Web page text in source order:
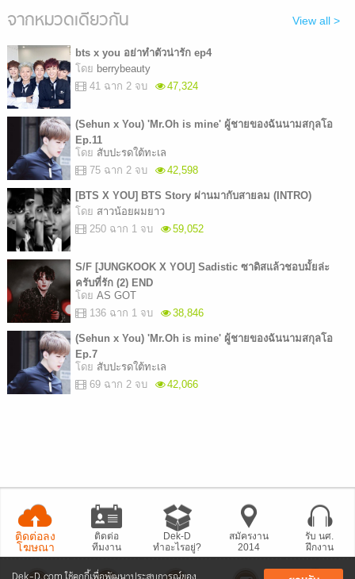
จากหมวดเดียวกัน View all >
bts x you อย่าทำตัวน่ารัก ep4
โดย berrybeauty
41 ฉาก 2 จบ
47,324
(Sehun x You) 'Mr.Oh is mine' ผู้ชายของฉันนามสกุลโอ
Ep.11
โดย สับปะรดใต้ทะเล
75 ฉาก 2 จบ
42,598
[BTS X YOU] BTS Story ผ่านมากับสายลม (INTRO)
โดย สาวน้อยผมยาว
250 ฉาก 1 จบ
59,052
S/F [JUNGKOOK X YOU] Sadistic ซาดิสแล้วชอบมั้ยล่ะ
ครับที่รัก (2) END
โดย AS GOT
136 ฉาก 1 จบ
38,846
(Sehun x You) 'Mr.Oh is mine' ผู้ชายของฉันนามสกุลโอ
Ep.7
โดย สับปะรดใต้ทะเล
69 ฉาก 2 จบ
42,066
ติดต่อลง
โฆษณา
ติดต่อ
ทีมงาน
Dek-D
ทำอะไรอยู่?
สมัครงาน
2014
รับ นศ.
ฝึกงาน